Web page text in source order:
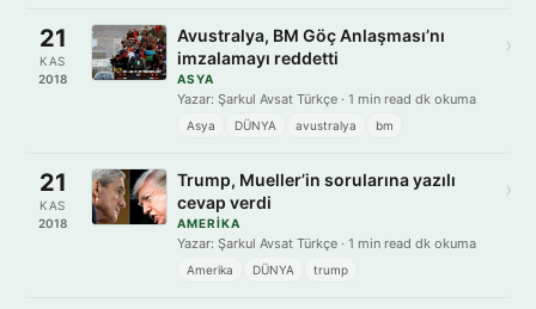
21
KAS
2018
Avustralya, BM Göç Anlaşması’nı
imzalamayı reddetti
ASYA
Yazar: Şarkul Avsat Türkçe · 1 min read dk okuma
Asya DÜNYA avustralya bm
›
21
KAS
2018
Trump, Mueller’in sorularına yazılı
cevap verdi
AMERIKA
Yazar: Şarkul Avsat Türkçe · 1 min read dk okuma
Amerika DÜNYA trump
›